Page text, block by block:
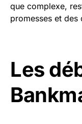
que complexe,
promesses et des
Les